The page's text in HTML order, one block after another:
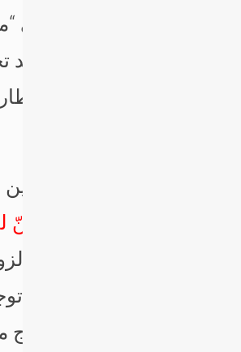
ومراعاتها، لأنها تكون في
معركة المطبخ، وكذلك قد
المشاكل قبل موعد
إن الله تعالى شبه الزوجين
هنّ
”، فعلى
والتخلي عن التعالي، فلا
الزوجين، لأن كرامة